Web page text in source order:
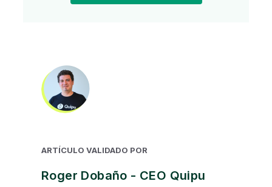
ARTÍCULO VALIDADO POR
Roger Dobaño - CEO Quipu